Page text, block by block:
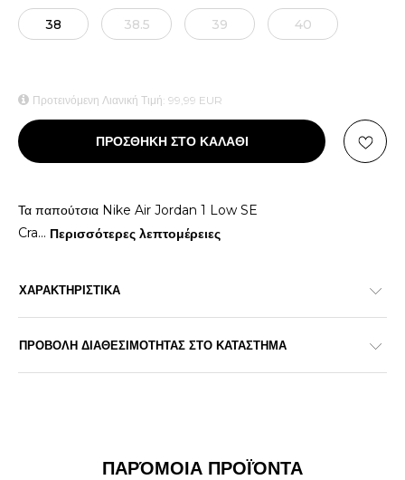
38 38.5 39 40
Προτεινόμενη Λιανική Τιμή: 99,99 EUR
ΠΡΟΣΘΗΚΗ ΣΤΟ ΚΑΛΑΘΙ
Τα παπούτσια Nike Air Jordan 1 Low SE
Cra... Περισσότερες λεπτομέρειες
ΧΑΡΑΚΤΗΡΙΣΤΙΚΑ
ΠΡΟΒΟΛΗ ΔΙΑΘΕΣΙΜΟΤΗΤΑΣ ΣΤΟ ΚΑΤΑΣΤΗΜΑ
ΠΑΡΌΜΟΙΑ ΠΡΟΪΌΝΤΑ